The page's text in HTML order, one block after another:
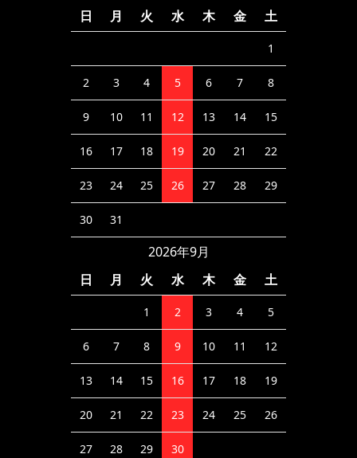
日 月 火 水 木 金 土
1
2 3 4 5 6 7 8
9 10 11 12 13 14 15
16 17 18 19 20 21 22
23 24 25 26 27 28 29
30 31
2026年9月
日
月 火 水 木 金 土
1 2 3 4 5
6 7 8 9 10 11 12
13 14 15 16 17 18 19
20 21 22 23 24 25 26
27 28 29 30